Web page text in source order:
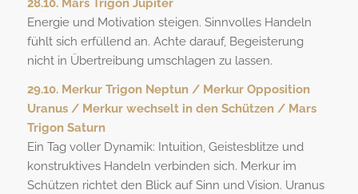
28.10. Mars Trigon Jupiter
Energie und Motivation steigen. Sinnvolles Handeln
fühlt sich erfüllend an. Achte darauf, Begeisterung
nicht in Übertreibung umschlagen zu lassen.
29.10. Merkur Trigon Neptun / Merkur Opposition
Uranus / Merkur wechselt in den Schützen / Mars
Trigon Saturn
Ein Tag voller Dynamik: Intuition, Geistesblitze und
konstruktives Handeln verbinden sich. Merkur im
Schützen richtet den Blick auf Sinn und Vision. Uranus